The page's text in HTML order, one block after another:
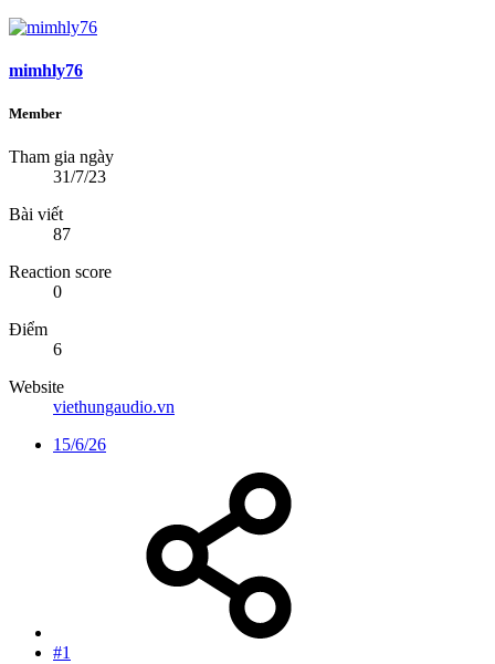
mimhly76
Member
Tham gia ngày
31/7/23
Bài viết
87
Reaction score
0
Điểm
6
Website
viethungaudio.vn
15/6/26
#1